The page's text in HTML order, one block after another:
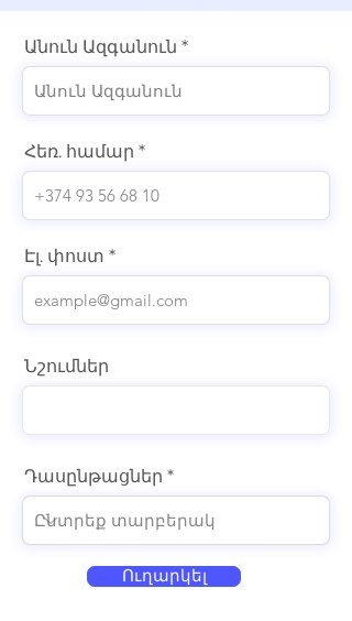
Անուն Ազգանուն
Հեռ. համար
Էլ. փոստ
Նշումներ
Դասընթացներ
Ուղարկել